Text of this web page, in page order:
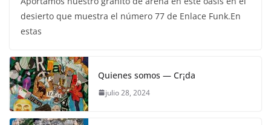
desierto que muestra el número 77 de Enlace Funk.En
estas
Quienes somos — Cr¡da
julio 28, 2024